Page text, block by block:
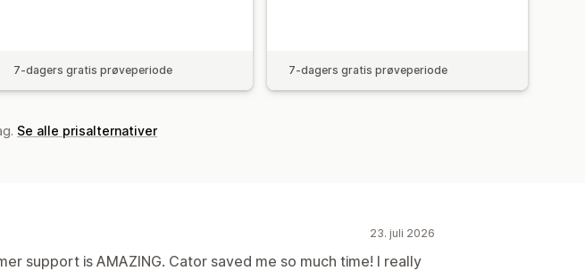
7-dagers gratis prøveperiode 7-dagers gratis prøveperiode
Se alle prisalternativer
23. juli 2026
support is AMAZING. Cator saved me so much time! I really